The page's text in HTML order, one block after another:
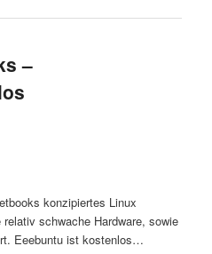
–
konzipiertes Linux
schwache Hardware, sowie
Eeebuntu ist kostenlos…